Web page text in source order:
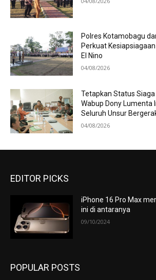
Polres Kotamobagu
Perkuat
El Nino
04/08/2026
Tetapkan Status
Wabup Dony Lumenta
Seluruh Unsur
04/08/2026
EDITOR PICKS
iPhone 16 Pro Max
ini di antaranya
09/10/2024
POPULAR POSTS